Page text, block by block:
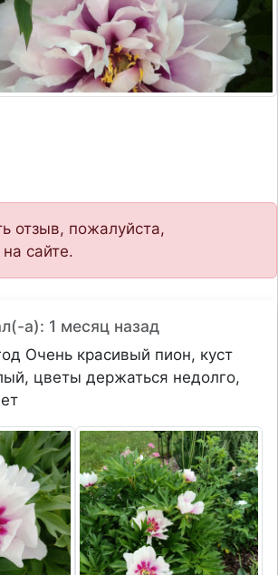
отзыв, пожалуйста,
сайте.
а): 1 месяц назад
Очень красивый пион, куст
цветы держаться недолго,